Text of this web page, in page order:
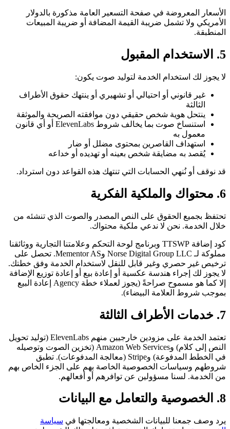
الأسعار المعروضة في صفحة التسعير العامة مذكورة بالدولار
الأمريكي ولا تشمل ضريبة القيمة المضافة أو ضريبة المبيعات
المنطبقة.
5. الاستخدام المقبول
لا يجوز لك استخدام الخدمة لتوليد صوت يكون:
غير قانوني أو احتيالي أو تشهيري أو ينتهك حقوق الأطراف
الثالثة
ينتحل هوية شخص حقيقي دون موافقته الصريحة والموثقة
استنساخ صوت بما يخالف شروط ElevenLabs أو أي قانون
معمول به
استهداف القاصرين بمحتوى مضلل أو ضار
يُقصد به مضايقة شخص بعينه أو تهديده أو خداعه
قد نوقف أو نُنهي الحسابات التي تنتهك هذه القواعد دون استرداد.
6. محتواك والملكية الفكرية
تحتفظ بجميع الحقوق على النص المصدر والصوت الذي تنشئه من
خلال الخدمة. نحن لا ندعي ملكية محتواك.
كود إضافة TTSWP وبرنامج لوحة التحكم وعلامتنا التجارية ووثائقنا
مملوكة لـ Norse Digital Group LLC وMementor AS. تحصل على
ترخيص غير حصري وغير قابل للنقل لاستخدام الخدمة وفق خطتك.
لا يجوز لك إجراء هندسة عكسية أو إعادة بيع أو إعادة توزيع الإضافة
إلا كما هو مسموح صراحةً (يجوز لعملاء خطة Agency إعادة البيع
بموجب شروط العلامة البيضاء).
7. خدمات الأطراف الثالثة
تعتمد الخدمة على مزودين خارجيين منهم ElevenLabs (توليد تحويل
النص إلى كلام) وAmazon Web Services (تخزين الصوت وتوصيله
في الخطط المدفوعة) وStripe (معالجة المدفوعات). تطبق
شروطهم وسياسات الخصوصية الخاصة بهم على الجزء الخاص بهم
من الخدمة. لسنا مسؤولين عن توافرهم أو أفعالهم.
8. الخصوصية والتعامل مع البيانات
يرد وصف جمعنا للبيانات الشخصية ومعالجتها في سياسة